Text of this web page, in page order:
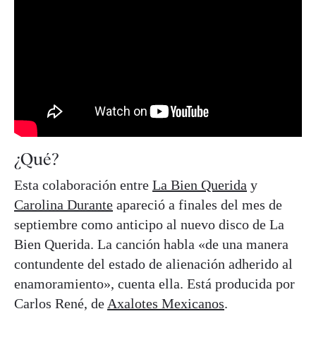
¿Qué?
Esta colaboración entre La Bien Querida y
Carolina Durante apareció a finales del mes de
septiembre como anticipo al nuevo disco de La
Bien Querida. La canción habla «de una manera
contundente del estado de alienación adherido al
enamoramiento», cuenta ella. Está producida por
Carlos René, de Axalotes Mexicanos.